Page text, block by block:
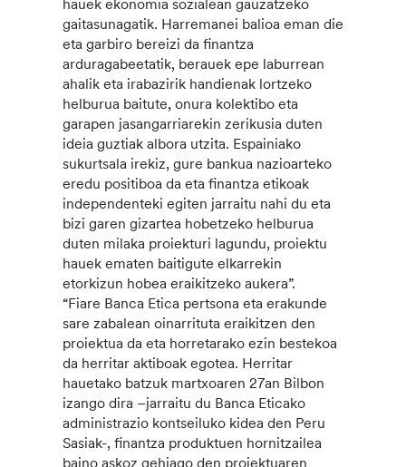
gaitasunagatik. Harremanei balioa eman die
eta garbiro bereizi da finantza
arduragabeetatik, berauek epe laburrean
ahalik eta irabazirik handienak lortzeko
helburua baitute, onura kolektibo eta
garapen jasangarriarekin zerikusia duten
ideia guztiak albora utzita. Espainiako
sukurtsala irekiz, gure bankua nazioarteko
eredu positiboa da eta finantza etikoak
independenteki egiten jarraitu nahi du eta
bizi garen gizartea hobetzeko helburua
duten milaka proiekturi lagundu, proiektu
hauek ematen baitigute elkarrekin
etorkizun hobea eraikitzeko aukera”.
“Fiare Banca Etica pertsona eta erakunde
sare zabalean oinarrituta eraikitzen den
proiektua da eta horretarako ezin bestekoa
da herritar aktiboak egotea. Herritar
hauetako batzuk martxoaren 27an Bilbon
izango dira –jarraitu du Banca Eticako
administrazio kontseiluko kidea den Peru
Sasiak-, finantza produktuen hornitzailea
baino askoz gehiago den proiektuaren